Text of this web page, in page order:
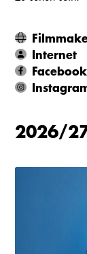
Internet
Facebook
2026/